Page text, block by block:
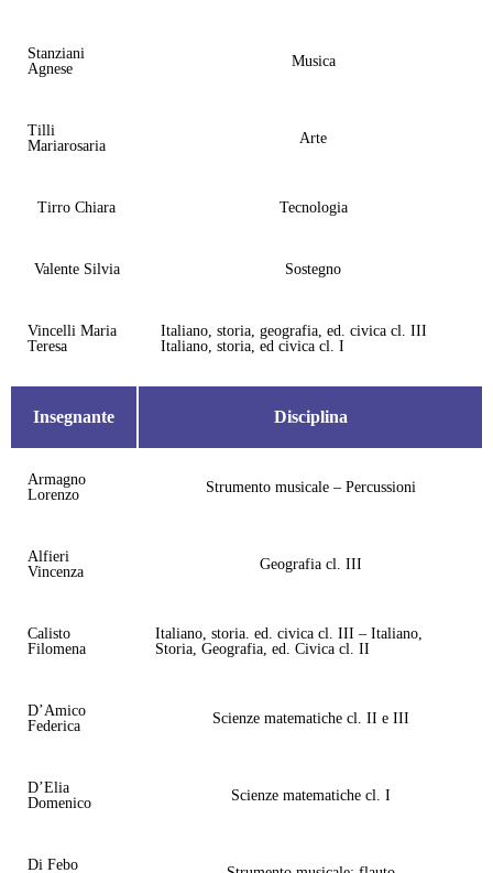
Stanziani
Agnese
Musica
Tilli
Mariarosaria
Arte
Tirro Chiara Tecnologia
Valente Silvia Sostegno
Vincelli Maria
Teresa
Italiano, storia, geografia, ed. civica cl. III
Italiano, storia, ed civica cl. I
Insegnante Disciplina
Armagno
Lorenzo
Strumento musicale – Percussioni
Alfieri
Vincenza
Geografia cl. III
Calisto
Filomena
Italiano, storia. ed. civica cl. III – Italiano,
Storia, Geografia, ed. Civica cl. II
D’Amico
Federica
Scienze matematiche cl. II e III
D’Elia
Domenico
Scienze matematiche cl. I
Di Febo